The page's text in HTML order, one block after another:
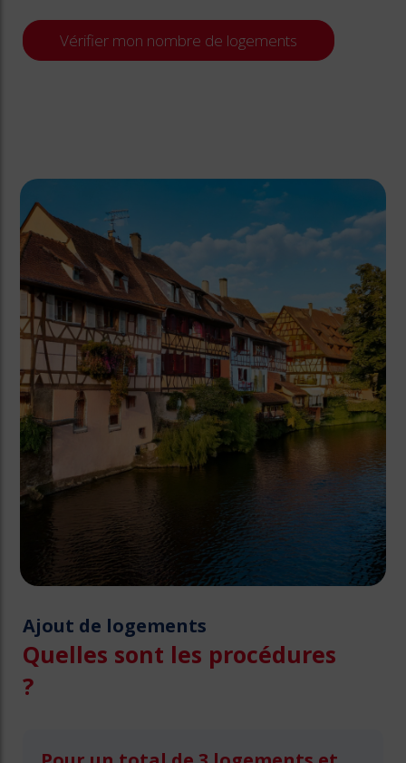
Vérifier mon nombre de logements
Ajout de logements
Quelles sont les procédures
?